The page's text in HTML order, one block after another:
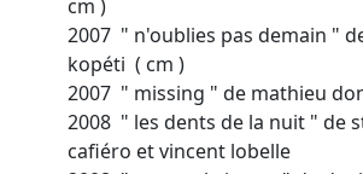
cm )
2007 " n'oublies pas demain "
kopéti ( cm )
2007 " missing " de mathieu
2008 " les dents de la nuit " de
cafiéro et vincent lobelle